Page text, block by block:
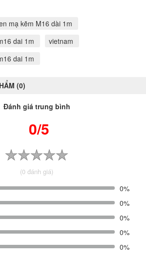
mạ kẽm M16 dài 1m
dai 1m
vietnam
dai 1m
(0)
Đánh giá trung bình
0/5
(0 đánh giá)
0%
0%
0%
0%
0%